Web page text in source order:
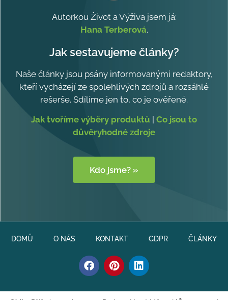
Autorkou Život a Výživa jsem já:
Hana Terberová.
Jak sestavujeme články?
Naše články jsou psány informovanými redaktory,
kteří vycházejí ze spolehlivých zdrojů a rozsáhlé
rešerše. Sdílíme jen to, co je ověřené.
Jak tvoříme výběry produktů
Co jsou to
důvěryhodné zdroje
Kdo jsme? »
DOMŮ O NÁS KONTAKT GDPR ČLÁNKY